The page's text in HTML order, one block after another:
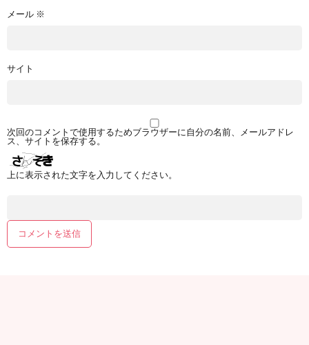
メール ※
サイト
次回のコメントで使用するためブラウザーに自分の名前、メールアドレ
ス、サイトを保存する。
上に表示された文字を入力してください。